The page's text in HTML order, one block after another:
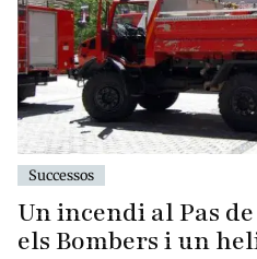
Successos
Un incendi al Pas
els Bombers i un